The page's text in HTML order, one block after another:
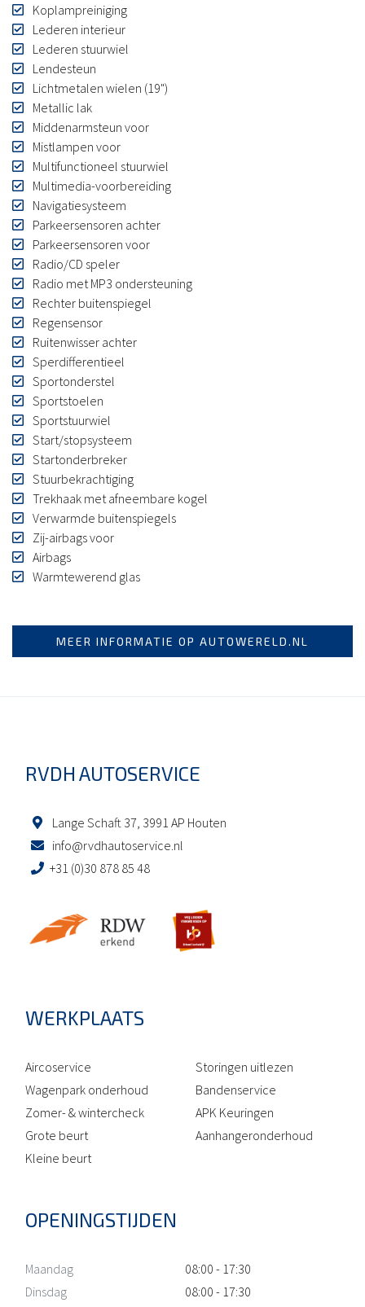
Koplampreiniging
Lederen interieur
Lederen stuurwiel
Lendesteun
Lichtmetalen wielen (19")
Metallic lak
Middenarmsteun voor
Mistlampen voor
Multifunctioneel stuurwiel
Multimedia-voorbereiding
Navigatiesysteem
Parkeersensoren achter
Parkeersensoren voor
Radio/CD speler
Radio met MP3 ondersteuning
Rechter buitenspiegel
Regensensor
Ruitenwisser achter
Sperdifferentieel
Sportonderstel
Sportstoelen
Sportstuurwiel
Start/stopsysteem
Startonderbreker
Stuurbekrachtiging
Trekhaak met afneembare kogel
Verwarmde buitenspiegels
Zij-airbags voor
Airbags
Warmtewerend glas
MEER INFORMATIE OP AUTOWERELD.NL
RVDH AUTOSERVICE
Lange Schaft 37, 3991 AP Houten
info@rvdhautoservice.nl
+31 (0)30 878 85 48
WERKPLAATS
Aircoservice
Wagenpark onderhoud
Zomer- & wintercheck
Grote beurt
Kleine beurt
Storingen uitlezen
Bandenservice
APK Keuringen
Aanhangeronderhoud
OPENINGSTIJDEN
Maandag
08:00 - 17:30
Dinsdag
08:00 - 17:30